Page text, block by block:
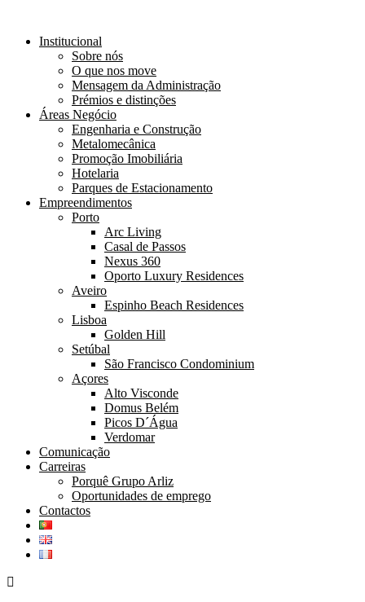
Institucional
Sobre nós
O que nos move
Mensagem da Administração
Prémios e distinções
Áreas Negócio
Engenharia e Construção
Metalomecânica
Promoção Imobiliária
Hotelaria
Parques de Estacionamento
Empreendimentos
Porto
Arc Living
Casal de Passos
Nexus 360
Oporto Luxury Residences
Aveiro
Espinho Beach Residences
Lisboa
Golden Hill
Setúbal
São Francisco Condominium
Açores
Alto Visconde
Domus Belém
Picos D´Água
Verdomar
Comunicação
Carreiras
Porquê Grupo Arliz
Oportunidades de emprego
Contactos